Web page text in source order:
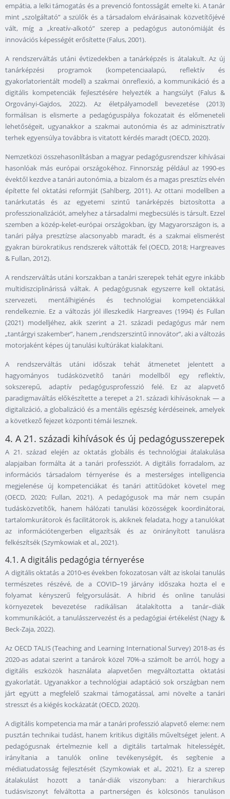
empátia, a lelki támogatás és a prevenció fontosságát emelte ki. A tanár
mint „szolgáltató” a szülők és a társadalom elvárásainak közvetítőjévé
vált, míg a „kreatív-alkotó” szerep a pedagógus autonómiáját és
innovációs képességét erősítette (Falus, 2001).
A rendszerváltás utáni évtizedekben a tanárképzés is átalakult. Az új
tanárképzési programok (kompetenciaalapú, reflektív és
gyakorlatorientált modell) a szakmai önreflexió, a kommunikáció és a
digitális kompetenciák fejlesztésére helyezték a hangsúlyt (Falus &
Orgoványi-Gajdos, 2022). Az életpályamodell bevezetése (2013)
formálisan is elismerte a pedagóguspálya fokozatait és előmeneteli
lehetőségeit, ugyanakkor a szakmai autonómia és az adminisztratív
terhek egyensúlya továbbra is vitatott kérdés maradt (OECD, 2020).
Nemzetközi összehasonlításban a magyar pedagógusrendszer kihívásai
hasonlóak más európai országokéhoz. Finnország például az 1990-es
évektől kezdve a tanári autonómia, a bizalom és a magas presztízs elvén
építette fel oktatási reformját (Sahlberg, 2011). Az ottani modellben a
tanárkutatás és az egyetemi szintű tanárképzés biztosította a
professzionalizációt, amelyhez a társadalmi megbecsülés is társult. Ezzel
szemben a közép-kelet-európai országokban, így Magyarországon is, a
tanári pálya presztízse alacsonyabb maradt, és a szakmai elismerést
gyakran bürokratikus rendszerek váltották fel (OECD, 2018; Hargreaves
& Fullan, 2012).
A rendszerváltás utáni korszakban a tanári szerepek tehát egyre inkább
multidiszciplinárissá váltak. A pedagógusnak egyszerre kell oktatási,
szervezeti, mentálhigiénés és technológiai kompetenciákkal
rendelkeznie. Ez a változás jól illeszkedik Hargreaves (1994) és Fullan
(2021) modelljéhez, akik szerint a 21. századi pedagógus már nem
„tantárgyi szakember”, hanem „rendszerszintű innovátor”, aki a változás
motorjaként képes új tanulási kultúrákat kialakítani.
A rendszerváltás utáni időszak tehát átmenetet jelentett a
hagyományos tudásközvetítő tanári modellből egy reflektív,
sokszerepű, adaptív pedagógusprofesszió felé. Ez az alapvető
paradigmaváltás előkészítette a terepet a 21. századi kihívásoknak — a
digitalizáció, a globalizáció és a mentális egészség kérdéseinek, amelyek
a következő fejezet központi témái lesznek.
4. A 21. századi kihívások és új pedagógusszerepek
A 21. század elején az oktatás globális és technológiai átalakulása
alapjaiban formálta át a tanári professziót. A digitális forradalom, az
információs társadalom térnyerése és a mesterséges intelligencia
megjelenése új kompetenciákat és tanári attitűdöket követel meg
(OECD, 2020; Fullan, 2021). A pedagógusok ma már nem csupán
tudásközvetítők, hanem hálózati tanulási közösségek koordinátorai,
tartalomkurátorok és facilitátorok is, akiknek feladata, hogy a tanulókat
az információtengerben eligazítsák és az önirányított tanulásra
felkészítsék (Szymkowiak et al., 2021).
4.1. A digitális pedagógia térnyerése
A digitális oktatás a 2010-es években fokozatosan vált az iskolai tanulás
természetes részévé, de a COVID–19 járvány időszaka hozta el e
folyamat kényszerű felgyorsulását. A hibrid és online tanulási
környezetek bevezetése radikálisan átalakította a tanár–diák
kommunikációt, a tanulásszervezést és a pedagógiai értékelést (Nagy &
Beck-Zaja, 2022).
Az OECD TALIS (Teaching and Learning International Survey) 2018-as és
2020-as adatai szerint a tanárok közel 70%-a számolt be arról, hogy a
digitális eszközök használata alapvetően megváltoztatta oktatási
gyakorlatát. Ugyanakkor a technológiai adaptáció sok országban nem
járt együtt a megfelelő szakmai támogatással, ami növelte a tanári
stresszt és a kiégés kockázatát (OECD, 2020).
A digitális kompetencia ma már a tanári professzió alapvető eleme: nem
pusztán technikai tudást, hanem kritikus digitális műveltséget jelent. A
pedagógusnak értelmeznie kell a digitális tartalmak hitelességét,
irányítania a tanulók online tevékenységét, és segítenie a
médiatudatosság fejlesztését (Szymkowiak et al., 2021). Ez a szerep
átalakulást hozott a tanár-diák viszonyban: a hierarchikus
tudásviszonyt felváltotta a partnerségen és kölcsönös tanuláson